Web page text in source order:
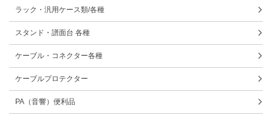
ラック・汎用ケース類/各種
スタンド・譜面台 各種
ケーブル・コネクター各種
ケーブルプロテクター
PA（音響）便利品